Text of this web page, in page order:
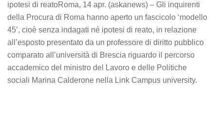
ipotesi di reatoRoma, 14 apr. (askanews) – Gli inquirenti
della Procura di Roma hanno aperto un fascicolo ‘modello
45’, cioè senza indagati né ipotesi di reato, in relazione
all’esposto presentato da un professore di diritto pubblico
comparato all’università di Brescia riguardo il percorso
accademico del ministro del Lavoro e delle Politiche
sociali Marina Calderone nella Link Campus university.